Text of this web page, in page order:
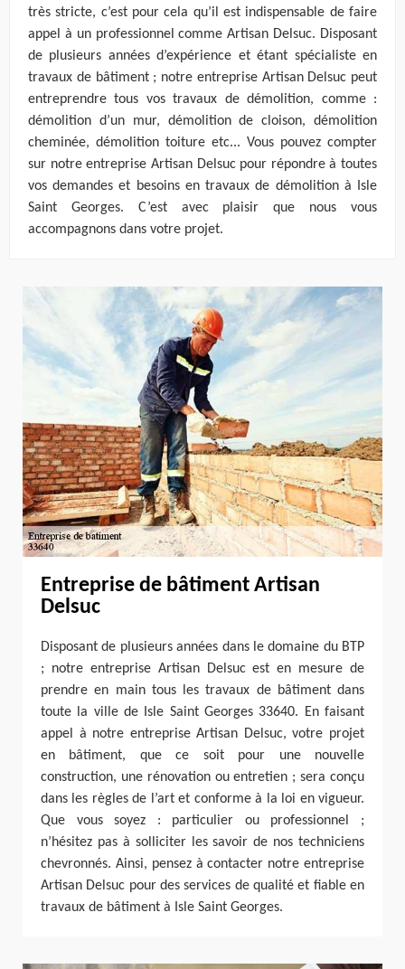
très stricte, c’est pour cela qu’il est indispensable de faire
appel à un professionnel comme Artisan Delsuc. Disposant
de plusieurs années d’expérience et étant spécialiste en
travaux de bâtiment ; notre entreprise Artisan Delsuc peut
entreprendre tous vos travaux de démolition, comme :
démolition d’un mur, démolition de cloison, démolition
cheminée, démolition toiture etc... Vous pouvez compter
sur notre entreprise Artisan Delsuc pour répondre à toutes
vos demandes et besoins en travaux de démolition à Isle
Saint Georges. C’est avec plaisir que nous vous
accompagnons dans votre projet.
Entreprise de bâtiment Artisan
Delsuc
Disposant de plusieurs années dans le domaine du BTP
; notre entreprise Artisan Delsuc est en mesure de
prendre en main tous les travaux de bâtiment dans
toute la ville de Isle Saint Georges 33640. En faisant
appel à notre entreprise Artisan Delsuc, votre projet
en bâtiment, que ce soit pour une nouvelle
construction, une rénovation ou entretien ; sera conçu
dans les règles de l’art et conforme à la loi en vigueur.
Que vous soyez : particulier ou professionnel ;
n’hésitez pas à solliciter les savoir de nos techniciens
chevronnés. Ainsi, pensez à contacter notre entreprise
Artisan Delsuc pour des services de qualité et fiable en
travaux de bâtiment à Isle Saint Georges.